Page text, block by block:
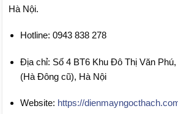
Hà Nội.
Hotline: 0943 838 278
Địa chỉ: Số 4 BT6 Khu Đô Thị Văn
(Hà Đông cũ), Hà Nội
Website: https://